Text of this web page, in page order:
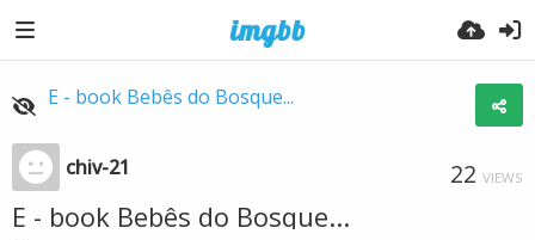
E - book Bebês do Bosque...
chiv-21 22 VIEWS
E - book Bebês do Bosque...